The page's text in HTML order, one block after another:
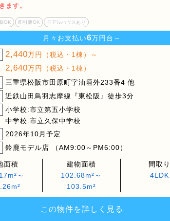
ます。
OK 即引渡OK モデルハウスあり
月々お支払い6万円台～
2,440万円（税込・1棟）～
2,640万円（税込・1棟）
三重県松阪市田原町字油垣外233番4 他
近鉄山田鳥羽志摩線『東松阪』徒歩3分
小学校:市立第五小学校
中学校:市立久保中学校
2026年10月予定
鈴鹿モデル店 （AM9:00～PM6:00）
面積
～
建物面積
102.68m²～
103.5m²
間取り
4LDK
この物件を詳しく見る